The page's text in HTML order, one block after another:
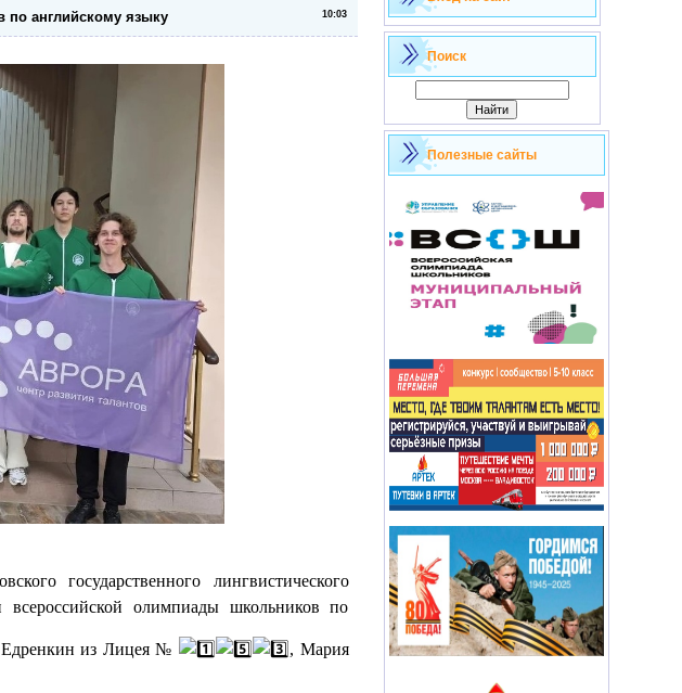
10:03
английскому языку
государственного лингвистического
всероссийской олимпиады школьников по
Едренкин из Лицея №
, Мария
Поиск
Полезные сайты